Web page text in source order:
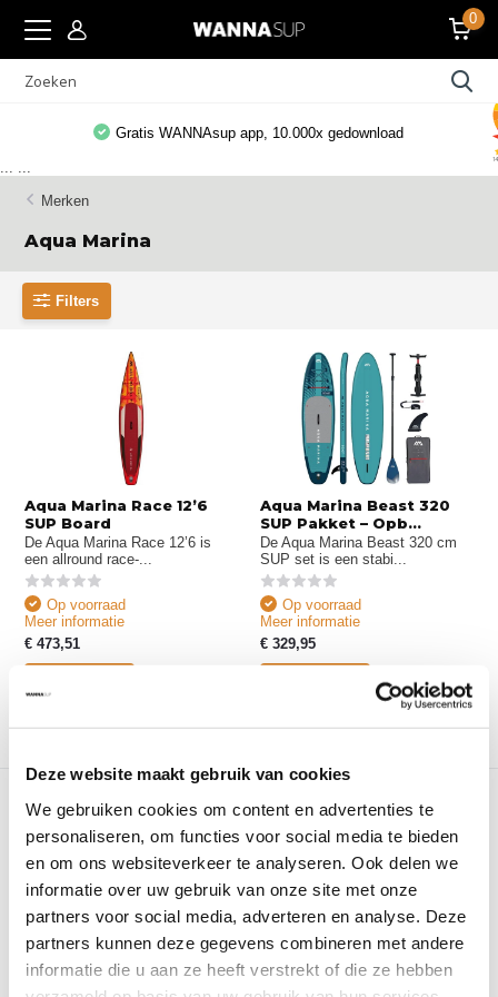
Deze website maakt gebruik van cookies
We gebruiken cookies om content en advertenties te
personaliseren, om functies voor social media te bieden
en om ons websiteverkeer te analyseren. Ook delen we
informatie over uw gebruik van onze site met onze
partners voor social media, adverteren en analyse. Deze
partners kunnen deze gegevens combineren met andere
informatie die u aan ze heeft verstrekt of die ze hebben
0
Gratis WANNAsup app, 10.000x gedownload
Merken
Aqua Marina
Filters
Aqua Marina Race 12’6
SUP Board
De Aqua Marina Race 12’6 is
een allround race-...
Op voorraad
Meer informatie
€ 473,51
Aqua Marina Beast 320
SUP Pakket – Opb...
De Aqua Marina Beast 320 cm
SUP set is een stabi...
Op voorraad
Meer informatie
€ 329,95
Aqua Marina Cascade 11’2
SUP & Kajak H...
Aqua Marina Hyper 11’6
Touring SUP Boa...
... ...